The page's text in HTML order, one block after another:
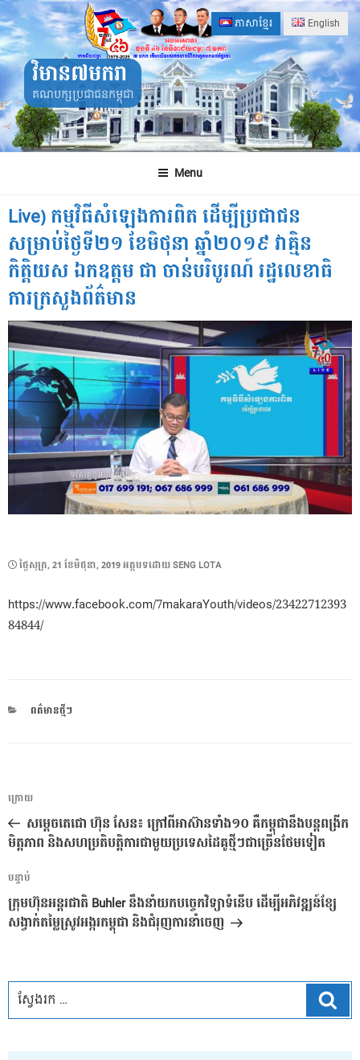
Skip
to
content
ភាសាខ្មែរ English
វិមាន៧មករា
គណបក្សប្រជាជនកម្ពុជា
Menu
Live) កម្មវិធីសំឡេងការពិត ដើម្បីប្រជាជន
សម្រាប់ថ្ងៃទី២១ ខែមិថុនា ឆ្នាំ២០១៩ វាគ្មិន
កិត្តិយស ឯកឧត្តម ជា ចាន់បរិបូរណ៍ រដ្ឋលេខាធិ
ការក្រសួងព័ត៌មាន
POSTED
ថ្ងៃ​សុក្រ, 21 ខែ​មិថុនា, 2019អត្ថបទដោយSENG LOTA
https://www.facebook.com/7makaraYouth/videos/23422712393
84844/
CATEGORIES
ពត៌មានថ្មីៗ
ការ​
នាំទិស​
ប្រកាស
អត្ថបទ
មុន
ក្រោយ
សម្តេចតេជោ ហ៊ុន សែន៖ ក្រៅពីអាស៊ានទាំង១០ គឺកម្ពុជានឹងបន្តពង្រីក
មិត្តភាព និងសហប្រតិបត្តិការជាមួយប្រទេសដៃគូថ្មីៗជាច្រើនថែមទៀត
អត្ថបទ
បន្ទាប់
បន្ទាប់
ក្រុមហ៊ុនអន្តរជាតិ Buhler នឹងនាំយកបច្ចេកវិទ្យាទំនើប ដើម្បីអភិវឌ្ឍន៍ខ្សែ
សង្វាក់តម្លៃស្រូវអង្ករកម្ពុជា និងជំរុញការនាំចេញ